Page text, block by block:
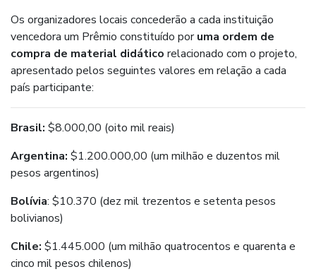
Os organizadores locais concederão a cada instituição
vencedora um Prêmio constituído poruma ordem de
compra de material didático relacionado com o projeto,
apresentado pelos seguintes valores em relação a cada
país participante:
Brasil: $8.000,00 (oito mil reais)
Argentina: $1.200.000,00 (um milhão e duzentos mil
pesos argentinos)
Bolívia: $10.370 (dez mil trezentos e setenta pesos
bolivianos)
Chile: $1.445.000 (um milhão quatrocentos e quarenta e
cinco mil pesos chilenos)